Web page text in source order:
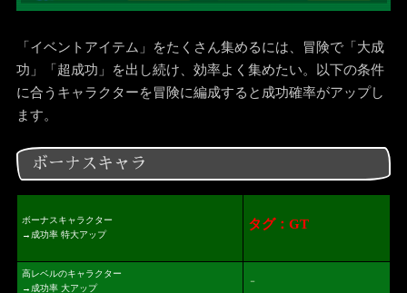
「イベントアイテム」をたくさん集めるには、冒険で「大成
功」「超成功」を出し続け、効率よく集めたい。以下の条件
に合うキャラクターを冒険に編成すると成功確率がアップし
ます。
ボーナスキャラ
ボーナスキャラクター
→成功率 特大アップ
タグ：GT
高レベルのキャラクター
→成功率 大アップ
－